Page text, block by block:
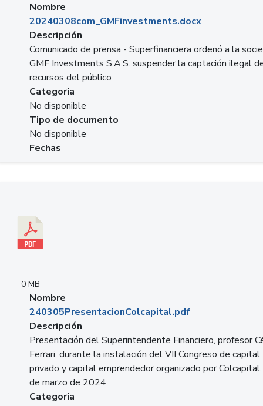
Nombre
20240308com_GMFinvestments.docx
Descripción
Comunicado de prensa - Superfinanciera ordenó a la
GMF Investments S.A.S. suspender la captación ilegal
recursos del público
Categoria
No disponible
Tipo de documento
No disponible
Fechas
0 MB
Nombre
240305PresentacionColcapital.pdf
Descripción
Presentación del Superintendente Financiero, profesor
Ferrari, durante la instalación del VII Congreso de capital
privado y capital emprendedor organizado por
de marzo de 2024
Categoria